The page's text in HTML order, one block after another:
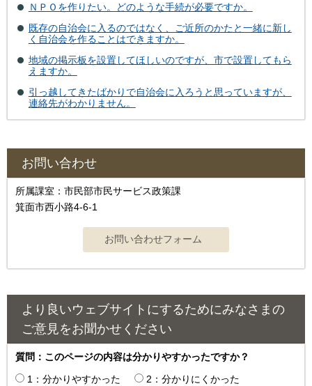
ＮＰＯを作りたい。どのような手続が必要ですか。
既存の自治会に入るのではなく、ご近所のかたと一緒に新し
く自治会を作ることはできますか。
地域の掲示板を設置してほしいのですが、市で設置してもら
えますか。
引っ越してきたばかりで自治会に入ろうと思っていますが、
連絡先がわかりません。
お問い合わせ
所属課室：市民部市民サービス政策課
箕面市西小路4‐6‐1
より良いウェブサイトにするためにみなさまの
ご意見をお聞かせください
質問：このページの内容は分かりやすかったですか？
1：分かりやすかった
2：分かりにくかった